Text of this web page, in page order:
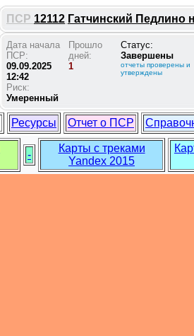
ПСР 12112 Гатчинский Педлино
Дата начала
ПСР:
09.09.2025
12:42
Риск:
Умеренный
Прошло
дней:
1
Статус:
Завершены
отчеты проверены и
утверждены
Ресурсы Отчет о ПСР
-
Карты с треками
Yandex 2015